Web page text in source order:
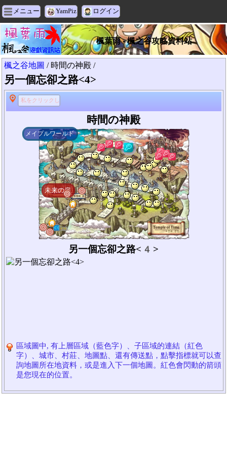
メニュー YamPiz ログイン
楓葉雨 - 楓之谷攻略資料站
楓之谷地圖 / 時間の神殿 /
另一個忘卻之路<4>
私をクリックして検索する
時間の神殿
未来の扉
メイプルワールド
另一個忘卻之路<4>
區域圖中, 有上層區域（藍色字）、子區域的連結（紅色
字）、城市、村莊、地圖點、還有傳送點，點擊指標就可以查
詢地圖所在地資料，或是進入下一個地圖。紅色會閃動的箭頭
是您現在的位置。